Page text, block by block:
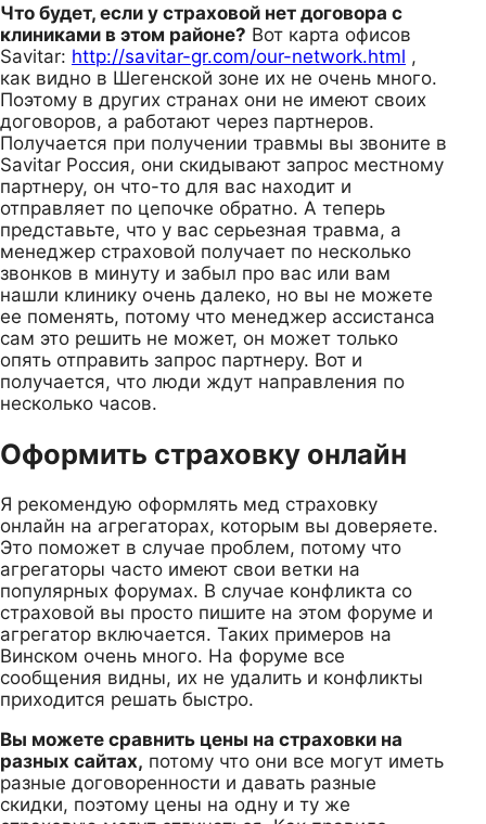
Что будет, если у страховой нет договора с
клиниками в этом районе? Вот карта офисов
Savitar: http://savitar-gr.com/our-network.html ,
как видно в Шегенской зоне их не очень много.
Поэтому в других странах они не имеют своих
договоров, а работают через партнеров.
Получается при получении травмы вы звоните в
Savitar Россия, они скидывают запрос местному
партнеру, он что-то для вас находит и
отправляет по цепочке обратно. А теперь
представьте, что у вас серьезная травма, а
менеджер страховой получает по несколько
звонков в минуту и забыл про вас или вам
нашли клинику очень далеко, но вы не можете
ее поменять, потому что менеджер ассистанса
сам это решить не может, он может только
опять отправить запрос партнеру. Вот и
получается, что люди ждут направления по
несколько часов.
Оформить страховку онлайн
Я рекомендую оформлять мед страховку
онлайн на агрегаторах, которым вы доверяете.
Это поможет в случае проблем, потому что
агрегаторы часто имеют свои ветки на
популярных форумах. В случае конфликта со
страховой вы просто пишите на этом форуме и
агрегатор включается. Таких примеров на
Винском очень много. На форуме все
сообщения видны, их не удалить и конфликты
приходится решать быстро.
Вы можете сравнить цены на страховки на
разных сайтах, потому что они все могут иметь
разные договоренности и давать разные
скидки, поэтому цены на одну и ту же